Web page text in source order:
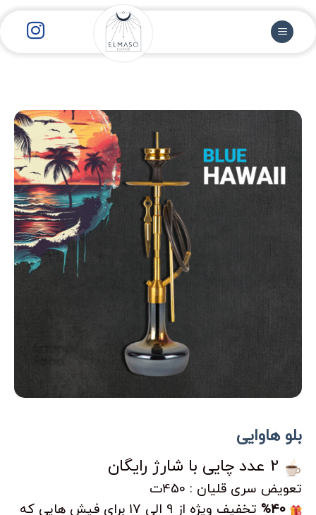
محتوا
بلو هاوایی
تعویض سری قلیان : 450ت
%40
تخفیف ویژه از 9 الی 17 برای فیش هایی که